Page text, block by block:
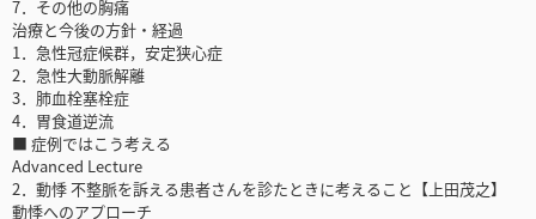
7．その他の胸痛
治療と今後の方針・経過
1．急性冠症候群，安定狭心症
2．急性大動脈解離
3．肺血栓塞栓症
4．胃食道逆流
■ 症例ではこう考える
Advanced Lecture
2．動悸 不整脈を訴える患者さんを診たときに考えること【上田茂之】
動悸へのアプローチ